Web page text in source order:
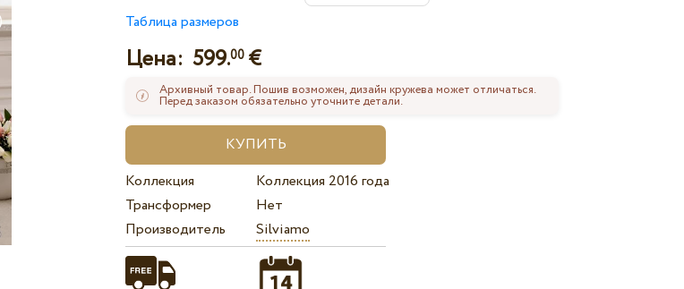
Таблица размеров
Цена: 599.00 €
Архивный товар. Пошив возможен, дизайн кружева может отличаться.
Перед заказом обязательно уточните детали.
Коллекция
Коллекция 2016 года
Трансформер
Нет
Производитель
Silviamo